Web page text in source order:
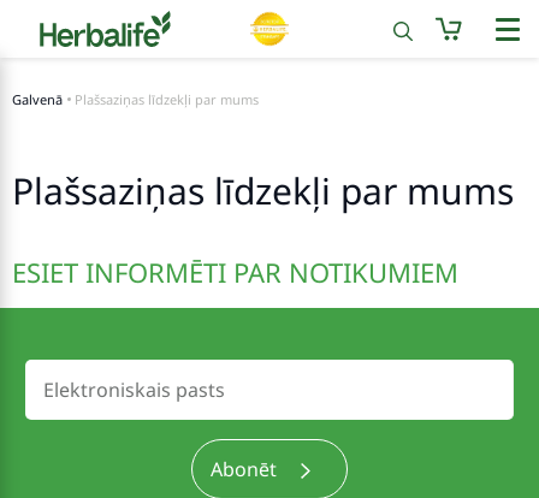
Galvenā Plašsaziņas līdzekļi par mums
Plašsaziņas līdzekļi par mums
ESIET INFORMĒTI PAR NOTIKUMIEM
Abonēt